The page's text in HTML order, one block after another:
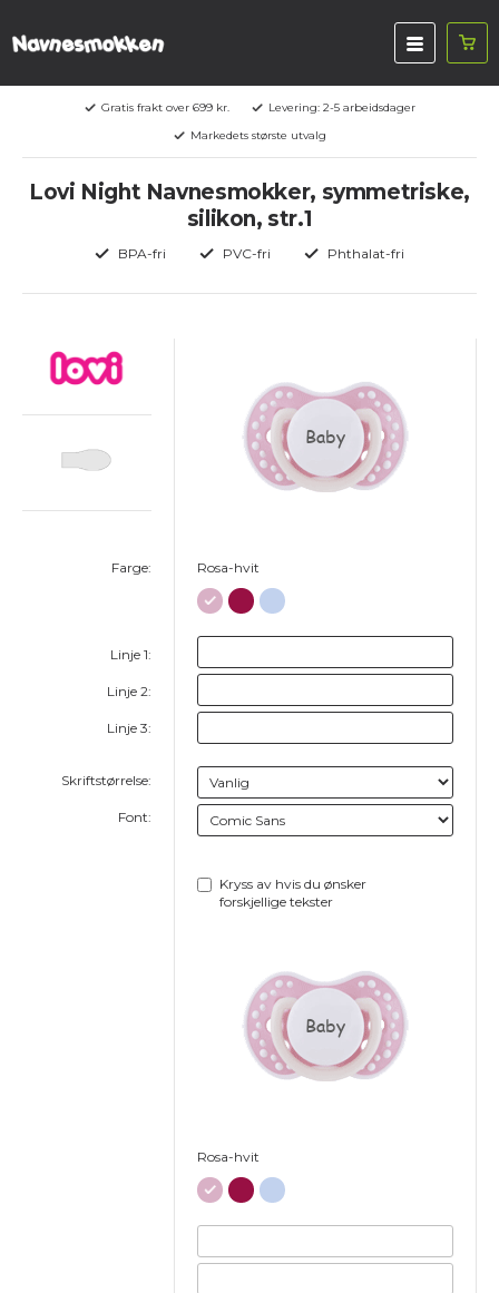
Gratis frakt over 699 kr.
Levering: 2-5 arbeidsdager
Markedets største utvalg
Lovi Night Navnesmokker, symmetriske,
silikon, str.1
BPA-fri PVC-fri Phthalat-fri
Farge:
Linje 1:
Linje 2:
Linje 3:
Skriftstørrelse:
Font:
Baby
Rosa-hvit
Kryss av hvis du ønsker
forskjellige tekster
Baby
Rosa-hvit